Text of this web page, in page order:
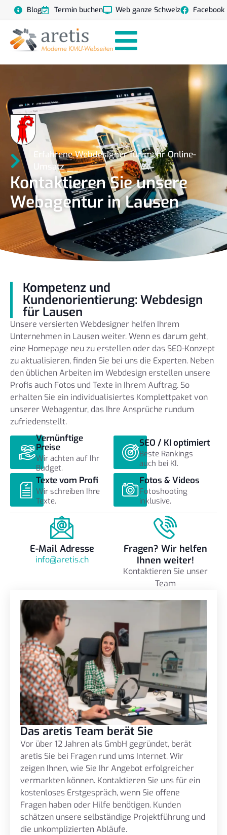
Blog Termin buchen Web ganze Schweiz Facebook
Erfahrene Webdesigner für mehr Online-
Umsatz
Kontaktieren Sie unsere
Webagentur in Lausen
Kompetenz und
Kundenorientierung: Webdesign
für Lausen
Unsere versierten Webdesigner helfen Ihrem
Unternehmen in Lausen weiter. Wenn es darum geht,
eine Homepage neu zu erstellen oder das SEO-Konzept
zu aktualisieren, finden Sie bei uns die Experten. Neben
den üblichen Arbeiten im Webdesign erstellen unsere
Profis auch Fotos und Texte in Ihrem Auftrag. So
erhalten Sie ein individualisiertes Komplettpaket von
unserer Webagentur, das Ihre Ansprüche rundum
zufriedenstellt.
Vernünftige
Preise
Wir achten auf Ihr
Budget.
SEO / KI optimiert
Beste Rankings
auch bei KI.
Texte vom Profi
Wir schreiben Ihre
Texte.
Fotos & Videos
Fotoshooting
inklusive.
E-Mail Adresse
info@aretis.ch
Fragen? Wir helfen
Ihnen weiter!
Kontaktieren Sie unser
Team
Das aretis Team berät Sie
Vor über 12 Jahren als GmbH gegründet, berät
aretis Sie bei Fragen rund ums Internet. Wir
zeigen Ihnen, wie Sie Ihr Angebot erfolgreicher
vermarkten können. Kontaktieren Sie uns für ein
kostenloses Erstgespräch, wenn Sie offene
Fragen haben oder Hilfe benötigen. Kunden
schätzen unsere selbständige Projektführung und
die unkomplizierten Abläufe.